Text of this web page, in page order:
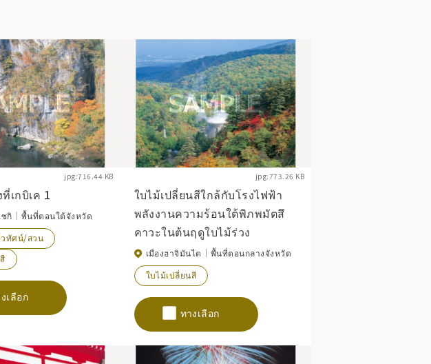
jpg:716.44 KB
เกบิเค 1
ซกิ
พื้นที่ตอนใต้จังหวัด
ทัศน์/สวน
เลือก
jpg:773.26 KB
ใบไม้เปลี่ยนสีใกล้กับโรงไฟฟ้า
พลังงานความร้อนใต้พิภพมัตสึ
คาวะในต้นฤดูใบไม้ร่วง
เมืองฮาจิมันไต
พื้นที่ตอนกลางจังหวัด
ใบไม้เปลี่ยนสี
ทางเลือก